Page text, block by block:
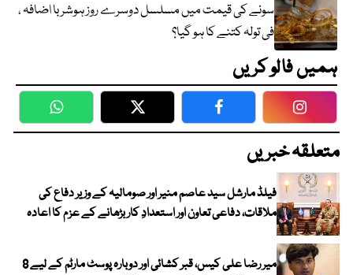
سونے کی قیمت میں مسلسل دوسرے روز ہوشربا اضافہ ،
فی تولہ کتنے کا ہو گیا؟
ہمیں فالو کریں
WhatsApp Twitter Facebook
متعلقہ خبریں
فیلڈ مارشل سید عاصم منیر اور صومالیہ کے وزیر دفاع کی
ملاقات، دفاعی تعاون اور استعدادِ کار بڑھانے کے عزم کا اعادہ
میر رضا علی کیس، قبر کشائی اور دوبارہ پوسٹ مارٹم کے لیے 8